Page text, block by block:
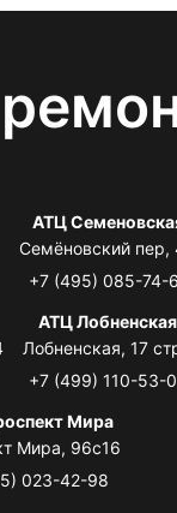
АТЦ
Семёновский пер,
+7 (495) 085-74-
АТЦ Лобненская
Лобненская, 17
+7 (499) 110-53-
Мира
Мира, 96с16
023-42-98